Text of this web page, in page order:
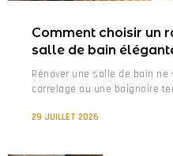
Comment choisir un
salle de bain
Rénover une salle de bain
carrelage ou une baignoire
29 JUILLET 2026